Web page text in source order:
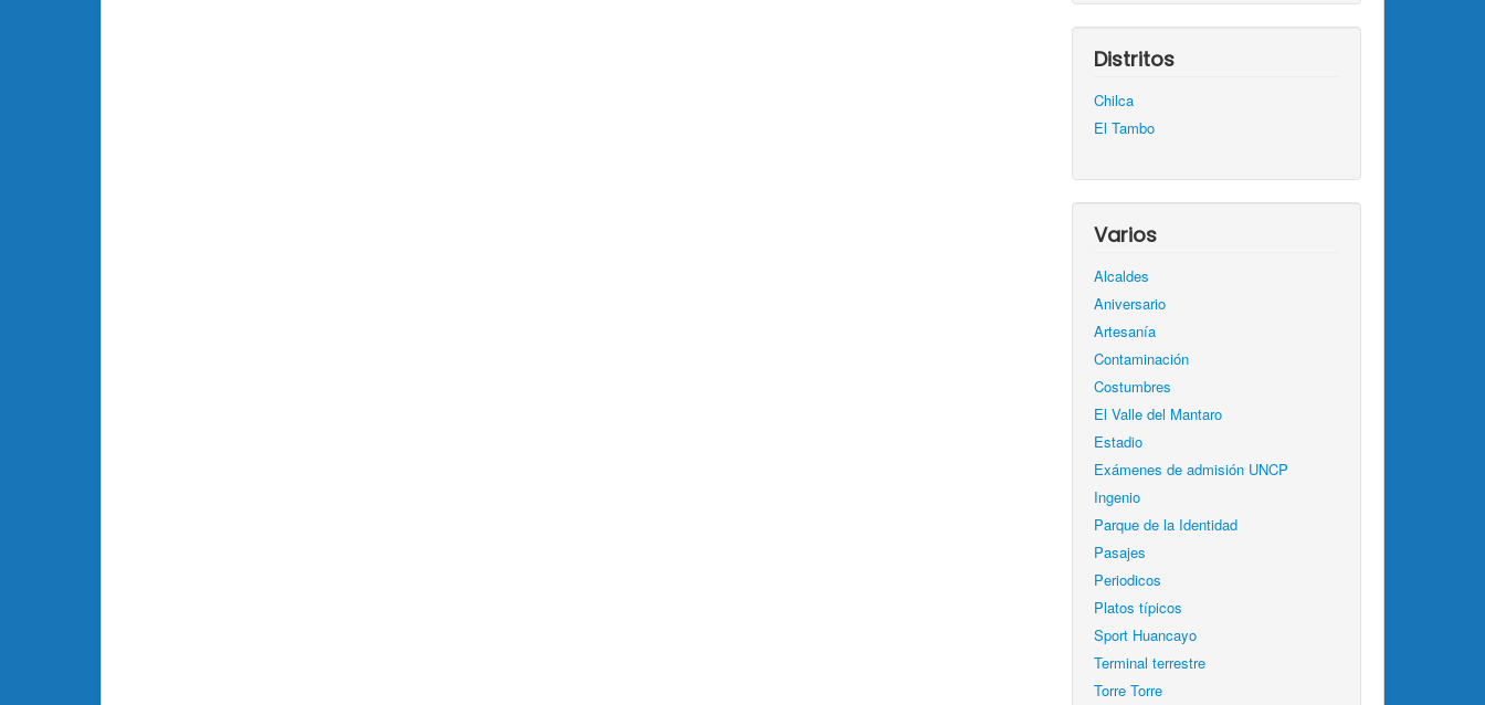
Distritos
Chilca
El Tambo
Varios
Alcaldes
Aniversario
Artesanía
Contaminación
Costumbres
El Valle del Mantaro
Estadio
Exámenes de admisión UNCP
Ingenio
Parque de la Identidad
Pasajes
Periodicos
Platos típicos
Sport Huancayo
Terminal terrestre
Torre Torre